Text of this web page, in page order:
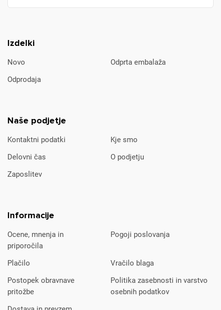
Izdelki
Novo
Odprta embalaža
Odprodaja
Naše podjetje
Kontaktni podatki
Kje smo
Delovni čas
O podjetju
Zaposlitev
Informacije
Ocene, mnenja in
priporočila
Pogoji poslovanja
Plačilo
Vračilo blaga
Postopek obravnave
pritožbe
Politika zasebnosti in varstvo
osebnih podatkov